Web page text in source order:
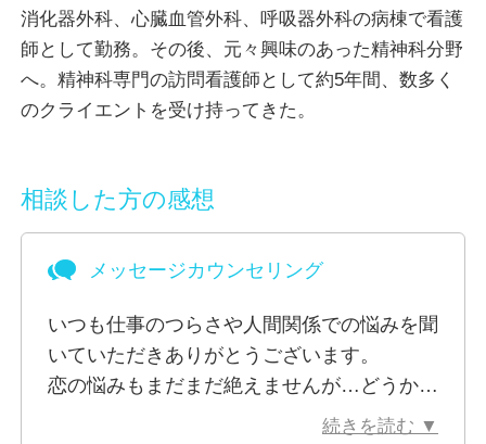
「話したらスッキリした」
「頭の中が整理された感じがする」
「イライラがおさまりました」
など話してくださいます。
り戻していく過程を何人も見てまいりました。
こうして、定期的に心のメンテナンスを行なっていく
事は、メンタルヘルスの予防になると感じています。
うつ病、双極性障害、統合失調症、境界性パーソナリ
(ASD、ADHD)、パニック障害、各種依存症など、
様々な症状をお持ちの方も、回復のきっかけは
「誰かに相談する事」から始まっています。
消化器外科、心臓血管外科、呼吸器外科の病棟で看護
師として勤務。その後、元々興味のあった精神科分野
へ。精神科専門の訪問看護師として約5年間、数多く
のクライエントを受け持ってきた。
相談した方の感想
メッセージカウンセリング
いつも仕事のつらさや人間関係での悩みを聞
いていただきありがとうございます。
恋の悩みもまだまだ絶えませんが…どうかよ
続きを読む ▼